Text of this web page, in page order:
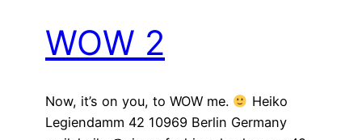
WOW 2
Now, it’s on you, to WOW me.
Heiko
Legiendamm 42 10969 Berlin Germany